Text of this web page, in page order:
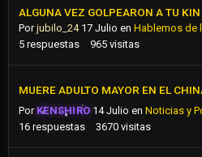
ALGUNA VEZ GOLPEARON A TU KIN
Porjubilo_24 17 Julio en Hablemos de
5 respuestas 965 visitas
MUERE ADULTO MAYOR EN EL
Por KENSHIRO 14 Julio enNoticias y
16 respuestas 3670 visitas